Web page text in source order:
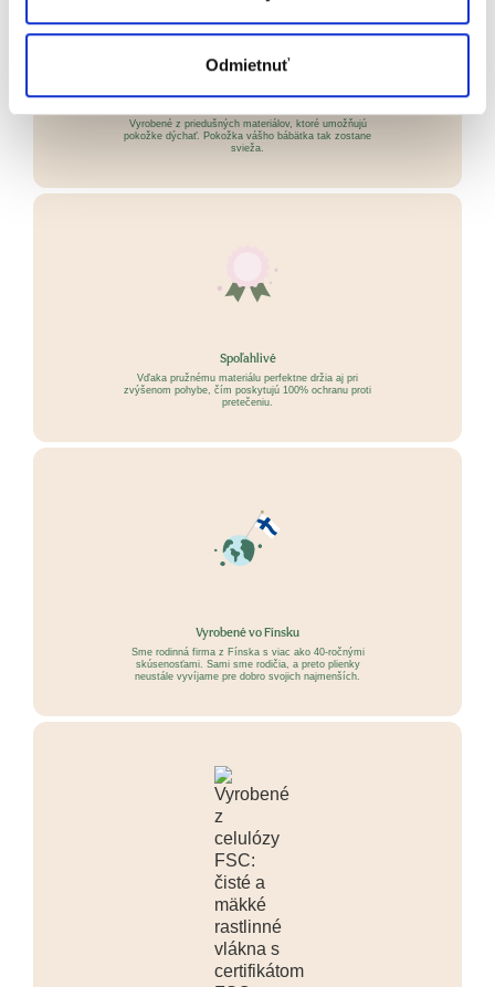
Odmietnuť
Vyrobené z priedušných materiálov, ktoré umožňujú
pokožke dýchať. Pokožka vášho bábätka tak zostane
svieža.
Spoľahlivé
Vďaka pružnému materiálu perfektne držia aj pri
zvýšenom pohybe, čím poskytujú 100% ochranu proti
pretečeniu.
Vyrobené vo Fínsku
Sme rodinná firma z Fínska s viac ako 40-ročnými
skúsenosťami. Sami sme rodičia, a preto plienky
neustále vyvíjame pre dobro svojich najmenších.